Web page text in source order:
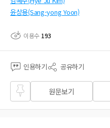
윤상용(Sang-yong Yoon)
이용수 193
인용하기 공유하기
즐겨
찾기
원문보기